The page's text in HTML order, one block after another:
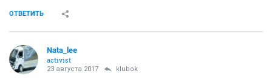
ОТВЕТИТЬ
Nata_lee
activist
23 августа 2017 klubok